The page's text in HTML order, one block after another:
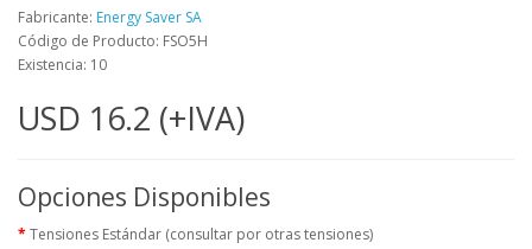
Fabricante: Energy Saver SA
Código de Producto: FSO5H
Existencia: 10
USD 16.2 (+IVA)
Opciones Disponibles
Tensiones Estándar (consultar por otras tensiones)